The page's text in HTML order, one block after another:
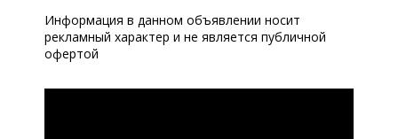
Информация в данном объявлении носит
рекламный характер и не является публичной
офертой